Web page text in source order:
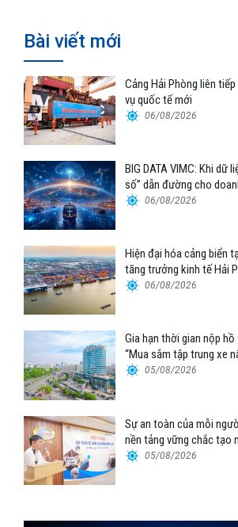
Bài viết mới
Cảng Hải Phòng liên
vụ quốc tế mới
06/08/2026
BIG DATA VIMC: Khi dữ
số” dẫn đường cho
06/08/2026
Hiện đại hóa cảng biển
tăng trưởng kinh tế Hải
06/08/2026
Gia hạn thời gian nộp
“Mua sắm tập trung xe
Tổng công ty Hàng hải
05/08/2026
Sự an toàn của mỗi
nền tảng vững chắc tạo
Cảng Đà Nẵng
05/08/2026